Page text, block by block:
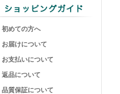
初めての方へ
お届けについて
お支払いについて
返品について
品質保証について